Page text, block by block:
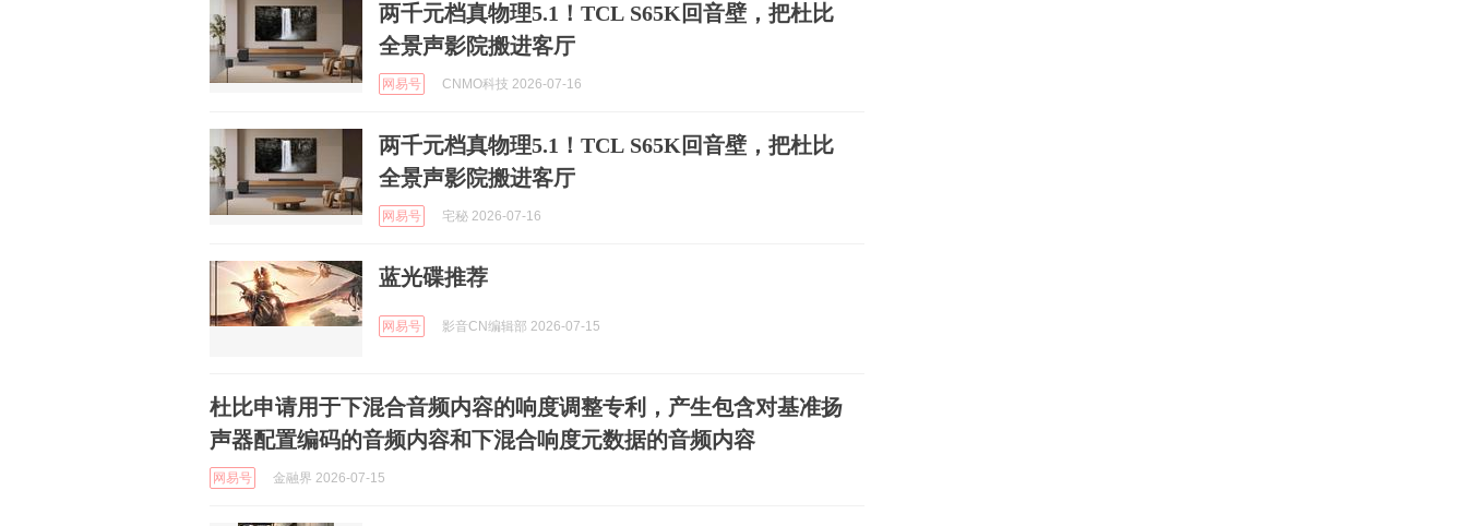
两千元档真物理5.1！TCL S65K回音壁，把杜比
全景声影院搬进客厅
网易号 CNMO科技 2026-07-16
两千元档真物理5.1！TCL S65K回音壁，把杜比
全景声影院搬进客厅
网易号 宅秘 2026-07-16
蓝光碟推荐
网易号 影音CN编辑部 2026-07-15
杜比申请用于下混合音频内容的响度调整专利，产生包含对基准扬
声器配置编码的音频内容和下混合响度元数据的音频内容
网易号 金融界 2026-07-15